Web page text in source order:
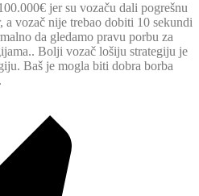
jer su vozaču dali pogrešnu
vozač nije trebao dobiti 10 sekundi
da gledamo pravu porbu za
Bolji vozač lošiju strategiju je
Baš je mogla biti dobra borba